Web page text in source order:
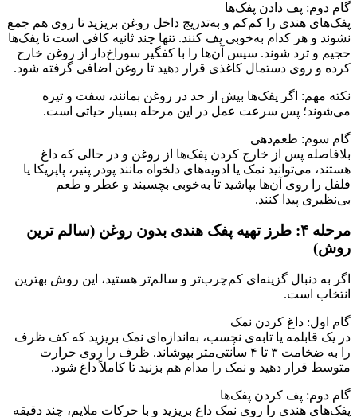
گام دوم: پف دادن پفک‌ها
پفک‌های هندی را کم‌کم و به‌تدریج داخل روغن بریزید تا روی هم جمع
نشوند و هر کدام به‌خوبی پف کنند. تنها چند ثانیه کافی است تا پفک‌ها
حجیم و ترد شوند. سپس آن‌ها را با کفگیر سوراخ‌دار از روغن خارج
کرده و روی دستمال کاغذی قرار دهید تا روغن اضافی گرفته شود.
نکته مهم: اگر پفک‌ها بیش از حد در روغن بمانند، سفت و تیره
می‌شوند؛ پس سرعت عمل در این مرحله بسیار حیاتی است.
گام سوم: طعم‌دهی
بلافاصله پس از خارج کردن پفک‌ها از روغن و در حالی که داغ
هستند، می‌توانید نمک یا ادویه‌های دلخواه مانند پودر پنیر، پاپریکا یا
فلفل را روی آن‌ها بپاشید تا به‌خوبی بچسبند و عطر و طعم
بی‌نظیری پیدا کنند.
مرحله ۴: طرز تهیه پفک هندی بدون روغن (سالم‌ ترین
روش)
اگر به دنبال گزینه‌ای کم‌چرب‌تر و سالم‌تر هستید، این روش بهترین
انتخاب است.
گام اول: داغ کردن نمک
در یک قابلمه یا تابه‌ی نچسب، به‌اندازه‌ای نمک بریزید که کف ظرف
را به ضخامت ۳ تا ۴ سانتی‌متر بپوشاند. ظرف را روی حرارت
متوسط قرار دهید و نمک را مدام هم بزنید تا کاملاً داغ شود.
گام دوم: پف کردن پفک‌ها
پفک‌های هندی را روی نمک داغ بریزید و با حرکات ملایم، چند دقیقه